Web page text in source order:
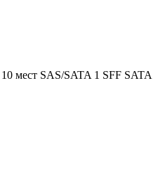
мест SAS/SATA 1 SFF SATA